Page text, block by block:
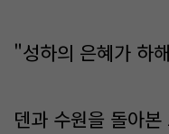
"성하의 은혜가 하
덴과 수원을 돌아